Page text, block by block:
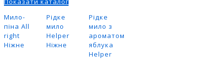
Мило-
піна All
right
Ніжне
Рідке
мило
Helper
Ніжне
Рідке
мило з
ароматом
яблука
Helper